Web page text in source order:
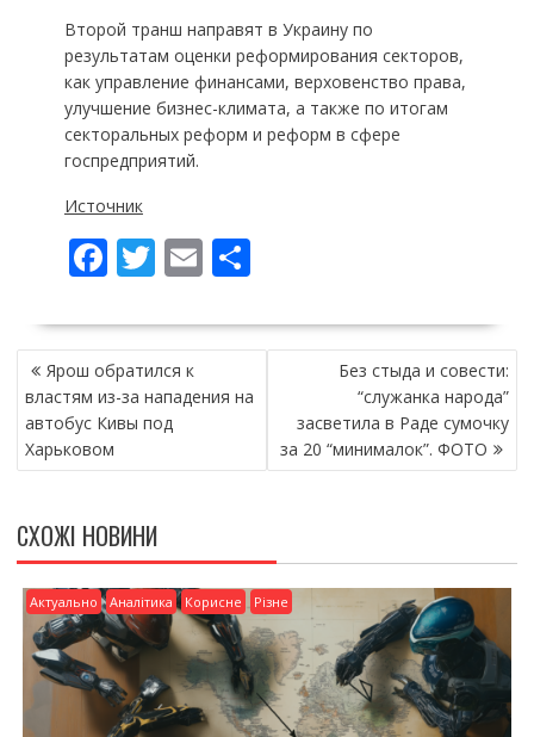
Второй транш направят в Украину по
результатам оценки реформирования секторов,
как управление финансами, верховенство права,
улучшение бизнес-климата, а также по итогам
секторальных реформ и реформ в сфере
госпредприятий.
Источник
F
e
b
o
o
k
T
itt
er
E
ai
П
ді
и
и
НАВІГАЦІЯ
ЗАПИСІВ
Ярош обратился к
властям из-за нападения на
автобус Кивы под
Харьковом
Без стыда и совести:
“служанка народа”
засветила в Раде сумочку
за 20 “минималок”. ФОТО
СХОЖІ НОВИНИ
Актуально Аналітика Корисне Різне